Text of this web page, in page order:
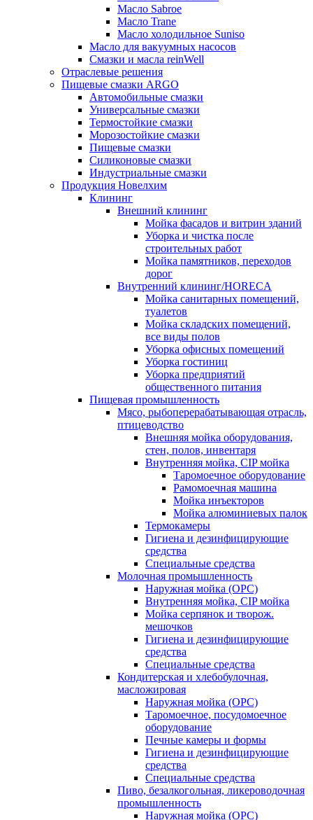
Масло Sabroe
Масло Trane
Масло холодильное Suniso
Масло для вакуумных насосов
Смазки и масла reinWell
Отраслевые решения
Пищевые смазки ARGO
Автомобильные смазки
Универсальные смазки
Термостойкие смазки
Морозостойкие смазки
Пищевые смазки
Силиконовые смазки
Индустриальные смазки
Продукция Новелхим
Клининг
Внешний клининг
Мойка фасадов и витрин зданий
Уборка и чистка после
строительных работ
Мойка памятников, переходов
дорог
Внутренний клининг/HORECA
Мойка санитарных помещений,
туалетов
Мойка складских помещений,
все виды полов
Уборка офисных помещений
Уборка гостиниц
Уборка предприятий
общественного питания
Пищевая промышленность
Мясо, рыбоперерабатывающая отрасль,
птицеводство
Внешняя мойка оборудования,
стен, полов, инвентаря
Внутренняя мойка, CIP мойка
Таромоечное оборудование
Рамомоечная машина
Мойка инъекторов
Мойка алюминиевых палок
Термокамеры
Гигиена и дезинфицирующие
средства
Специальные средства
Молочная промышленность
Наружная мойка (ОРС)
Внутренняя мойка, CIP мойка
Мойка серпянок и творож.
мешочков
Гигиена и дезинфицирующие
средства
Специальные средства
Кондитерская и хлебобулочная,
масложировая
Наружная мойка (ОРС)
Таромоечное, посудомоечное
оборудование
Печные камеры и формы
Гигиена и дезинфицирующие
средства
Специальные средства
Пиво, безалкогольная, ликероводочная
промышленность
Наружная мойка (ОРС)